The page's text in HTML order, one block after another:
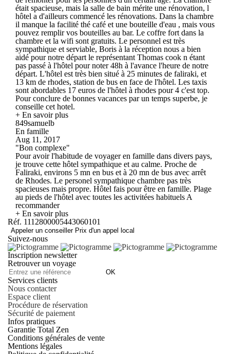
était spacieuse, mais la salle de bain mérite une rénovation, l
hôtel a d'ailleurs commencé les rénovations. Dans la chambre
il manque la facilité thé café et une bouteille d'eau , mais vous
pouvez remplir vos bouteilles au bar. Le coffre fort dans la
chambre et la wifi sont gratuits. Le personnel est très
sympathique et serviable, Boris à la réception nous a bien
aidé pour notre départ le représentant Thomas cook n étant
pas passé à l'hôtel pour noter 48h à l'avance l'heure de notre
départ. L'hôtel est très bien situé à 25 minutes de faliraki, et
13 km de rhodes, station de bus en face de l'hôtel. Les taxis
sont abordables 17 euros de l'hôtel à rhodes pour 4 c'est top.
Pour conclure de bonnes vacances par un temps superbe, je
conseille cet hotel.
+ En savoir plus
849samuelb
En famille
Aug 11, 2017
"Bon complexe"
Pour avoir l'habitude de voyager en famille dans divers pays,
je trouve cette hôtel sympathique et au calme. Proche de
Faliraki, environs 5 mn en bus et à 20 mn de bus avec arrêt
de Rhodes. Le personel sympathique chambre pas très
spacieuses mais propre. Hôtel fais pour être en famille. Plage
au pieds de l'hôtel avec toutes les activitées habituels A
recommander
+ En savoir plus
Réf. 1112800005443060101
Appeler un conseiller Prix d'un appel local
Suivez-nous
Inscription newsletter
Retrouver un voyage
OK
Services clients
Nous contacter
Espace client
Procédure de réservation
Sécurité de paiement
Infos pratiques
Garantie Total Zen
Conditions générales de vente
Mentions légales